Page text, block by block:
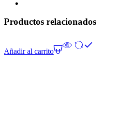
Productos relacionados
Añadir al carrito